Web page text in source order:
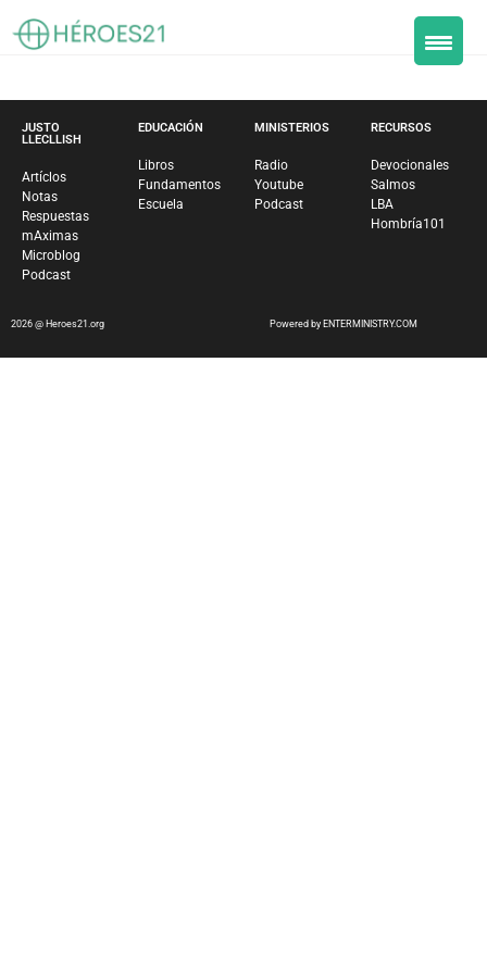
JUSTO
LLECLLISH
Artíclos
Notas
Respuestas
mAximas
Microblog
Podcast
EDUCACIÓN
Libros
Fundamentos
Escuela
MINISTERIOS
Radio
Youtube
Podcast
RECURSOS
Devocionales
Salmos
LBA
Hombría101
2026 @ Heroes21.org Powered by ENTERMINISTRY.COM